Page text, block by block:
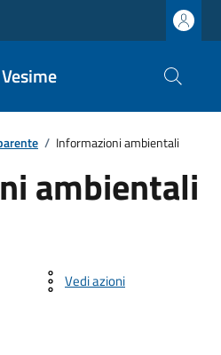
/ Informazioni ambientali
ambientali
Vedi azioni